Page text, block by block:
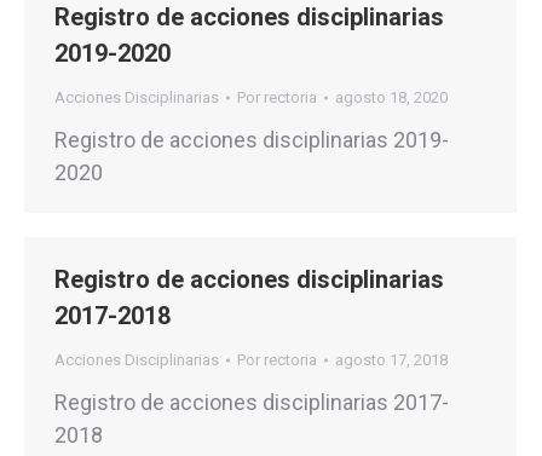
Registro de acciones disciplinarias
2019-2020
Acciones Disciplinarias Por rectoria agosto 18, 2020
Registro de acciones disciplinarias 2019-
2020
Registro de acciones disciplinarias
2017-2018
Acciones Disciplinarias Por rectoria agosto 17, 2018
Registro de acciones disciplinarias 2017-
2018